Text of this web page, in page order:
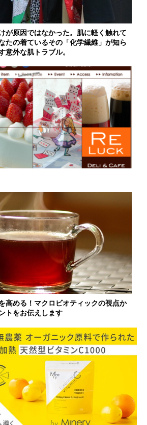
が原因ではなかった。肌に軽く触れて
たの着ているその「化学繊維」が知ら
意外な肌トラブル。
高める！マクロビオティックの視点か
トをお伝えします